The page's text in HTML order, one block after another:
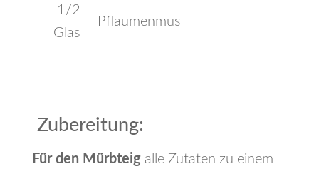
1/2
Glas
Pflaumenmus
Zubereitung:
Für den Mürbteigalle Zutaten zu einem